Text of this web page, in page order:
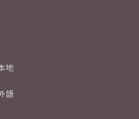
地
語